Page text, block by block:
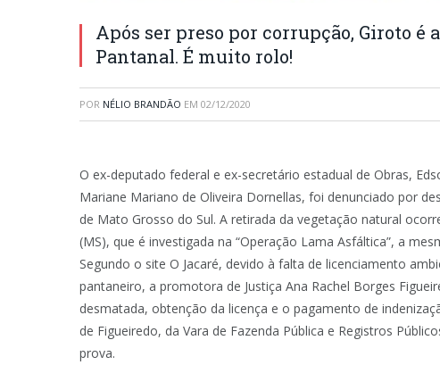
Após ser preso por corrupção, Giroto é
Pantanal. É muito rolo!
POR NÉLIO BRANDÃO EM 02/12/2020
O ex-deputado federal e ex-secretário estadual de Obras,
Mariane Mariano de Oliveira Dornellas, foi denunciado por
de Mato Grosso do Sul. A retirada da vegetação natural
(MS), que é investigada na “Operação Lama Asfáltica”, a
Segundo o site O Jacaré, devido à falta de licenciamento
pantaneiro, a promotora de Justiça Ana Rachel Borges
desmatada, obtenção da licença e o pagamento de
de Figueiredo, da Vara de Fazenda Pública e Registros
prova.